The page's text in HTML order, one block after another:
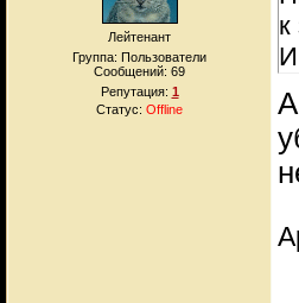
Лейтенант
Группа: Пользователи
Сообщений: 69
Репутация: 1
Статус: Offline
к